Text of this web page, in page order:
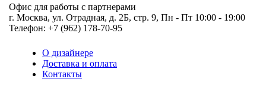
Офис для работы с партнерами
г. Москва, ул. Отрадная, д. 2Б, стр. 9, Пн - Пт 10:00 - 19:00
Телефон: +7 (962) 178-70-95
О дизайнере
Доставка и оплата
Контакты